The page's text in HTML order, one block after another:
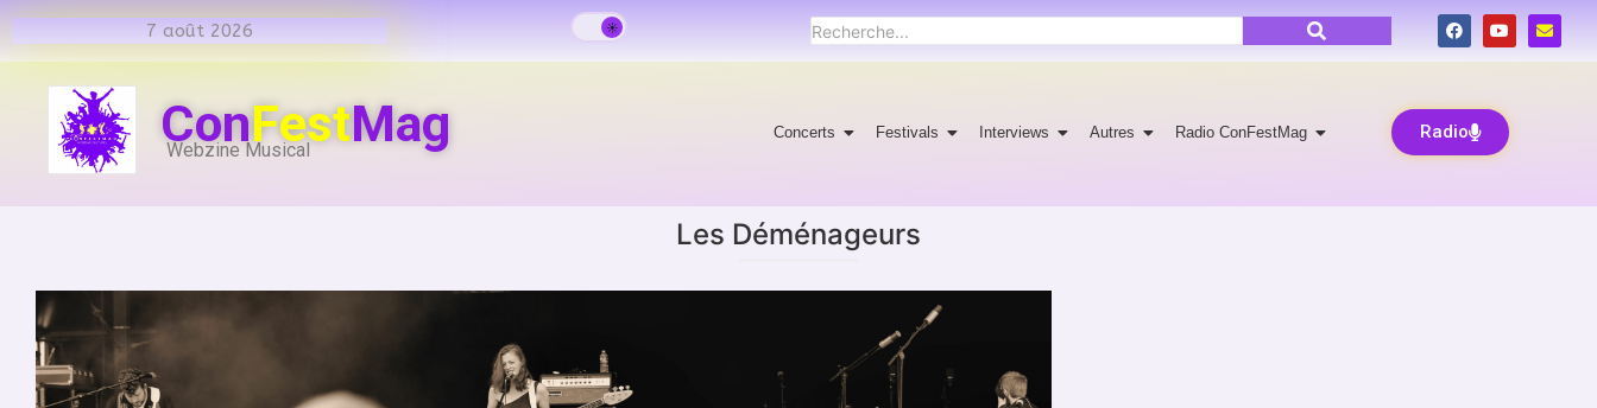
7 août 2026
ConFestMag
Webzine Musical
Concerts Festivals Interviews Autres Radio ConFestMag Radio
Les Déménageurs